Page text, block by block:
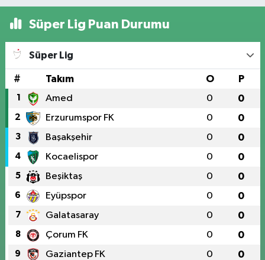
Süper Lig Puan Durumu
Süper Lig
# Takım O P
1 Amed 0 0
2 Erzurumspor FK 0 0
3 Başakşehir 0 0
4 Kocaelispor 0 0
5 Beşiktaş 0 0
6 Eyüpspor 0 0
7 Galatasaray 0 0
8 Çorum FK 0 0
9 Gaziantep FK 0 0